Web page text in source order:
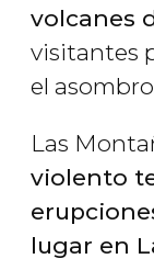
volcanes
visitantes
el
Las
violento
lugar en